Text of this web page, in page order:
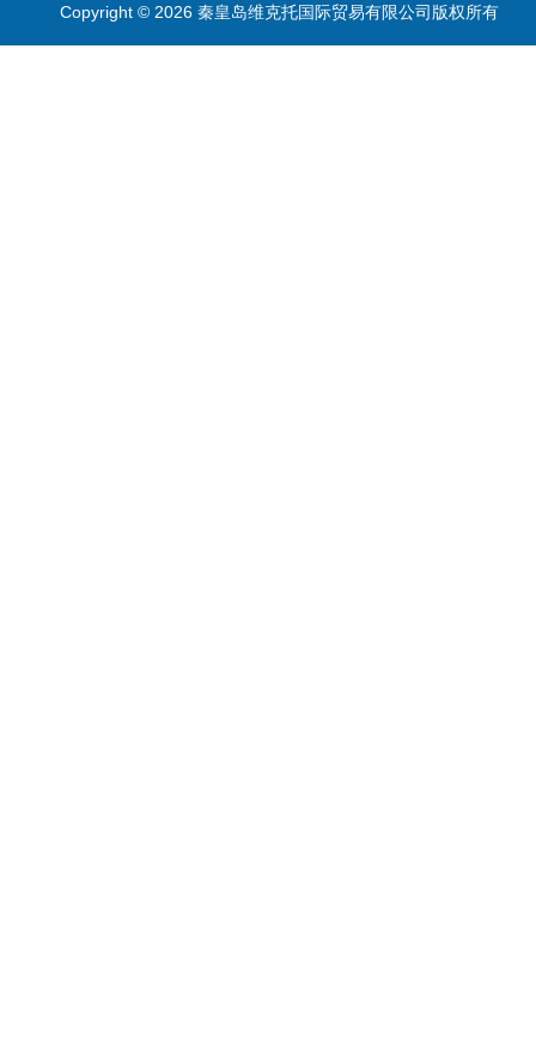
Copyright © 2026 秦皇岛维克托国际贸易有限公司版权所有